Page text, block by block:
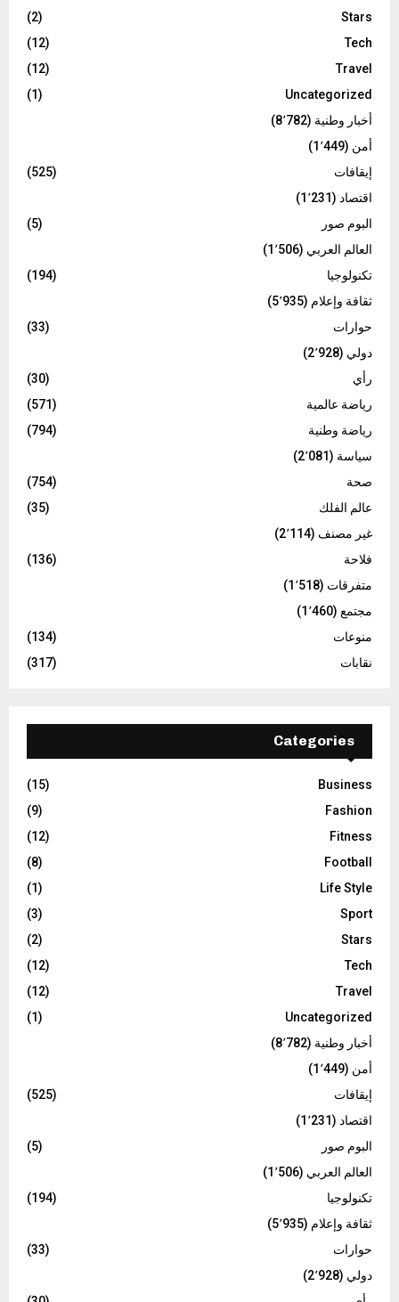
Stars
(2)
Tech
(12)
Travel
(12)
Uncategorized
(1)
أخبار وطنية (8٬782)
أمن (1٬449)
إيقافات
(525)
اقتصاد (1٬231)
البوم صور
(5)
العالم العربي (1٬506)
تكنولوجيا
(194)
ثقافة وإعلام (5٬935)
حوارات
(33)
دولي (2٬928)
رأي
(30)
رياضة عالمية
(571)
رياضة وطنية
(794)
سياسة (2٬081)
صحة
(754)
عالم الفلك
(35)
غير مصنف (2٬114)
فلاحة
(136)
متفرقات (1٬518)
مجتمع (1٬460)
منوعات
(134)
نقابات
(317)
Categories
Business
(15)
Fashion
(9)
Fitness
(12)
Football
(8)
Life Style
(1)
Sport
(3)
Stars
(2)
Tech
(12)
Travel
(12)
Uncategorized
(1)
أخبار وطنية (8٬782)
أمن (1٬449)
إيقافات
(525)
اقتصاد (1٬231)
البوم صور
(5)
العالم العربي (1٬506)
تكنولوجيا
(194)
ثقافة وإعلام (5٬935)
حوارات
(33)
دولي (2٬928)